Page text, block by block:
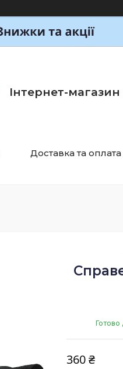
Інтернет-магазин
Доставка та оплата
Готово
360 ₴